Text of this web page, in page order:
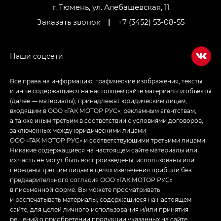
LOUNGE
Empow — Эмпау (Empow) в комплектации
г. Тюмень, ул. Алебашевская, 11
Заказать звонок
| +7 (3452) 53-08-55
Все права на информацию, графические изображения, тексты
и иные содержащиеся на настоящем сайте материалы и объекты
(далее — материалы), принадлежат юридическим лицам,
входящим в ООО «ГАК МОТОР РУС», рекламным агентствам,
а также иным третьим в соответствии с условиями договоров,
заключенных между юридическими лицами
ООО «ГАК МОТОР РУС» и соответствующими третьими лицами.
Никакие содержащиеся на настоящем сайте материалы или
их часть не могут быть воспроизведены, использованы или
переданы третьим лицам в целях извлечения прибыли без
предварительного согласия ООО «ГАК МОТОР РУС»
в письменной форме. Вы можете просматривать
и распечатывать материалы, содержащиеся на настоящем
сайте, для целей личного использования и/или принятия
решений о приобретении продукции указанных на сайте.